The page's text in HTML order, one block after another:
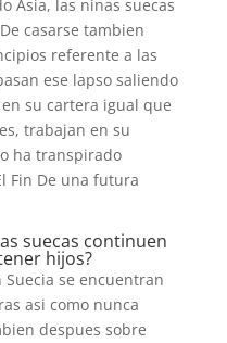
Asia, las ninas suecas
casarse tambien
referente a las
ese lapso saliendo
su cartera igual que
trabajan en su
ha transpirado
Fin De una futura
suecas continuen
hijos?
Suecia se encuentran
asi como nunca
despues sobre